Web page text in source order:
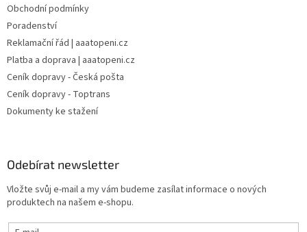
Obchodní podmínky
Poradenství
Reklamační řád | aaatopeni.cz
Platba a doprava | aaatopeni.cz
Ceník dopravy - Česká pošta
Ceník dopravy - Toptrans
Dokumenty ke stažení
Odebírat newsletter
Vložte svůj e-mail a my vám budeme zasílat informace o nových
produktech na našem e-shopu.